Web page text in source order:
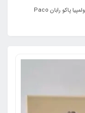
ادکلن 25 میل مارکویی کالکشن کد 116 رایحه المپیا _ اولمپیا پاکو رابان Paco